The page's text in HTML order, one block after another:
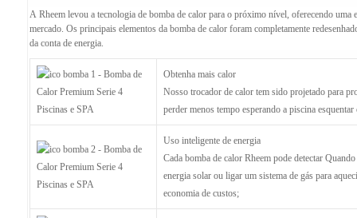
A Rheem levou a tecnologia de bomba de calor para o próximo nível, oferecendo uma
mercado. Os principais elementos da bomba de calor foram completamente
da conta de energia.
Obtenha mais calor
Nosso trocador de calor tem sido projetado para
perder menos tempo esperando a piscina
Uso inteligente de energia
Cada bomba de calor Rheem pode detectar
energia solar ou ligar um sistema de gás para
economia de custos;